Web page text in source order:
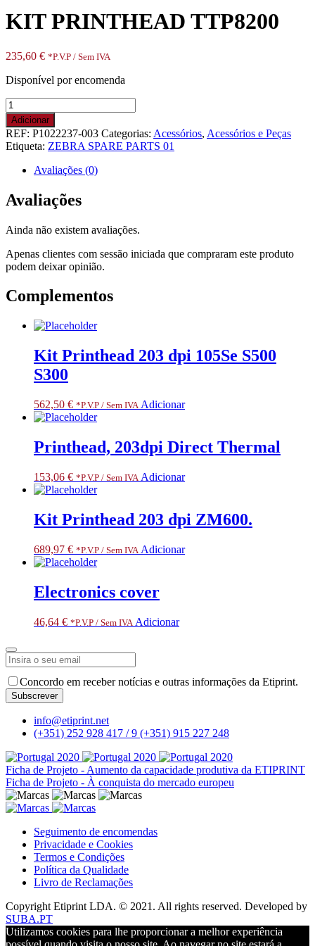
KIT PRINTHEAD TTP8200
235,60 € *P.V.P / Sem IVA
Disponível por encomenda
Quantidade
de
KIT
PRINTHEAD
TTP8200
Adicionar
REF: P1022237-003 Categorias: Acessórios, Acessórios e Peças
Etiqueta: ZEBRA SPARE PARTS 01
Avaliações (0)
Avaliações
Ainda não existem avaliações.
Apenas clientes com sessão iniciada que compraram este produto
podem deixar opinião.
Complementos
Kit Printhead 203 dpi 105Se S500
S300
562,50 € *P.V.P / Sem IVA Adicionar
Printhead, 203dpi Direct Thermal
153,06 € *P.V.P / Sem IVA Adicionar
Kit Printhead 203 dpi ZM600.
689,97 € *P.V.P / Sem IVA Adicionar
Electronics cover
46,64 € *P.V.P / Sem IVA Adicionar
Email
Address*
Concordo em receber notícias e outras informações da Etiprint.
Subscrever
info@etiprint.net
(+351) 252 928 417 / 9 (+351) 915 227 248
Ficha de Projeto - Aumento da capacidade produtiva da ETIPRINT
Ficha de Projeto - À conquista do mercado europeu
Seguimento de encomendas
Privacidade e Cookies
Termos e Condições
Política da Qualidade
Livro de Reclamações
Copyright Etiprint LDA. © 2021. All rights reserved. Developed by
SUBA.PT
Utilizamos cookies para lhe proporcionar a melhor experiência